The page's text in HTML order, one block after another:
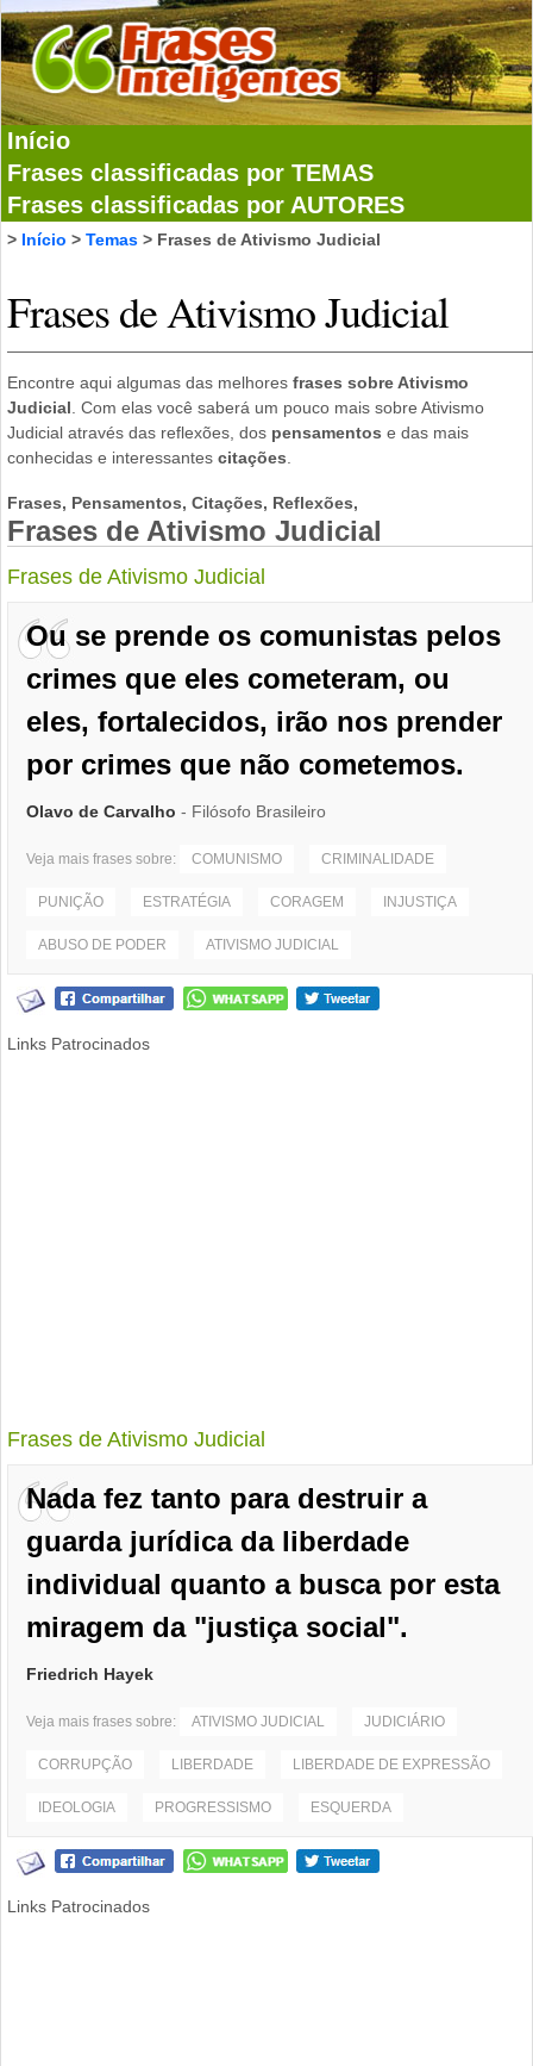
Início
Frases classificadas por TEMAS
Frases classificadas por AUTORES
> Início > Temas > Frases de Ativismo Judicial
Frases de Ativismo Judicial
Encontre aqui algumas das melhores frases sobre Ativismo
Judicial . Com elas você saberá um pouco mais sobre Ativismo
Judicial através das reflexões, dos pensamentos e das mais
conhecidas e interessantes citações
Frases, Pensamentos, Citações, Reflexões,
Frases de Ativismo Judicial
Frases de Ativismo Judicial
Ou se prende os comunistas pelos
crimes que eles cometeram, ou
eles, fortalecidos, irão nos prender
por crimes que não cometemos.
Olavo de Carvalho - Filósofo Brasileiro
Veja mais frases sobre: COMUNISMO CRIMINALIDADE
PUNIÇÃO ESTRATÉGIA CORAGEM INJUSTIÇA
ABUSO DE PODER ATIVISMO JUDICIAL
Links Patrocinados
Frases de Ativismo Judicial
Nada fez tanto para destruir a
guarda jurídica da liberdade
individual quanto a busca por esta
miragem da "justiça social".
Friedrich Hayek
Veja mais frases sobre: ATIVISMO JUDICIAL JUDICIÁRIO
CORRUPÇÃO LIBERDADE LIBERDADE DE EXPRESSÃO
IDEOLOGIA PROGRESSISMO ESQUERDA
Links Patrocinados